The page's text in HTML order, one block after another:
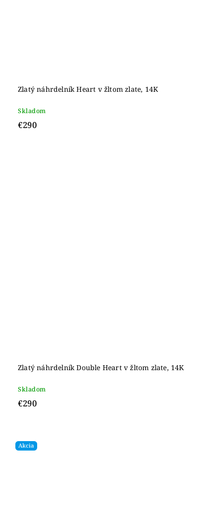
Zlatý náhrdelník Heart v žltom zlate, 14K
Skladom
€290
Zlatý náhrdelník Double Heart v žltom zlate, 14K
Skladom
€290
Akcia